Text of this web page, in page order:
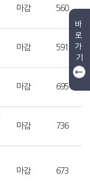
마감 560
마감 591
마감 695
마감 736
마감 673
바
로
가
기